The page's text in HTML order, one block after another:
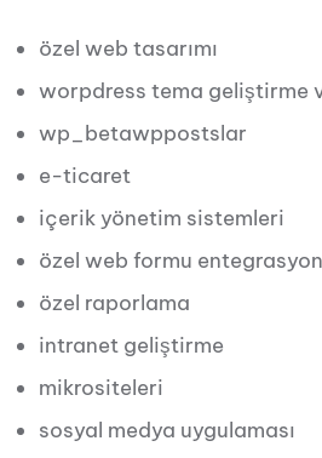
özel web tasarımı
worpdress tema geliştirme
wp_betawppostslar
e-ticaret
içerik yönetim sistemleri
özel web formu
özel raporlama
intranet geliştirme
mikrositeleri
sosyal medya uygulaması